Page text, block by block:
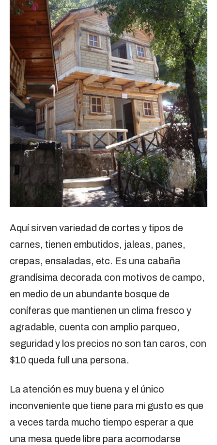
Aquí sirven variedad de cortes y tipos de
carnes, tienen embutidos, jaleas, panes,
crepas, ensaladas, etc. Es una cabaña
grandísima decorada con motivos de campo,
en medio de un abundante bosque de
coníferas que mantienen un clima fresco y
agradable, cuenta con amplio parqueo,
seguridad y los precios no son tan caros, con
$10 queda full una persona.
La atención es muy buena y el único
inconveniente que tiene para mi gusto es que
a veces tarda mucho tiempo esperar a que
una mesa quede libre para acomodarse